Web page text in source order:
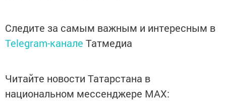
Следите за самым важным и интересным в
Telegram-канале Татмедиа
Читайте новости Татарстана в
национальном мессенджере MАХ: